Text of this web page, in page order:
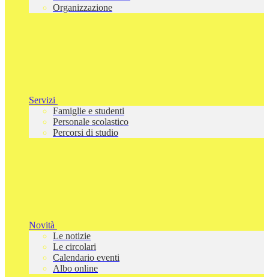
Organizzazione
Servizi
Famiglie e studenti
Personale scolastico
Percorsi di studio
Novità
Le notizie
Le circolari
Calendario eventi
Albo online